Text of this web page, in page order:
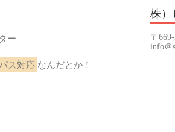
ー
ス対応 なんだとか！
PHP
株）
〒
info＠